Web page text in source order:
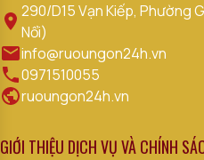
290/D15 Vạn Kiếp, Phường
Nổi)
info@ruoungon24h.vn
0971510055
ruoungon24h.vn
GIỚI THIỆU DỊCH VỤ VÀ CHÍNH